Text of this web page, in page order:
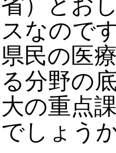
スなので
県民の医
る分野の
大の重点
でしょ